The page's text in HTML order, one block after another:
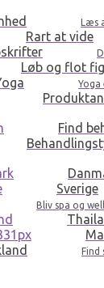
Læs
Rart at vide
Løb og flot
Find
Sverige
Bliv spa og
Find